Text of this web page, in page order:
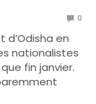
0
d’Odisha en
nationalistes
fin janvier.